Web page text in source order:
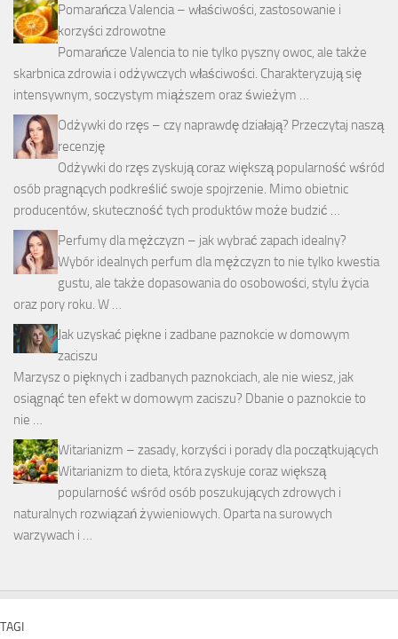
Pomarańcza Valencia – właściwości, zastosowanie i
korzyści zdrowotne
Pomarańcze Valencia to nie tylko pyszny owoc, ale także
skarbnica zdrowia i odżywczych właściwości. Charakteryzują się
intensywnym, soczystym miąższem oraz świeżym …
Odżywki do rzęs – czy naprawdę działają? Przeczytaj naszą
recenzję
Odżywki do rzęs zyskują coraz większą popularność wśród
osób pragnących podkreślić swoje spojrzenie. Mimo obietnic
producentów, skuteczność tych produktów może budzić …
Perfumy dla mężczyzn – jak wybrać zapach idealny?
Wybór idealnych perfum dla mężczyzn to nie tylko kwestia
gustu, ale także dopasowania do osobowości, stylu życia
oraz pory roku. W …
Jak uzyskać piękne i zadbane paznokcie w domowym
zaciszu
Marzysz o pięknych i zadbanych paznokciach, ale nie wiesz, jak
osiągnąć ten efekt w domowym zaciszu? Dbanie o paznokcie to
nie …
Witarianizm – zasady, korzyści i porady dla początkujących
Witarianizm to dieta, która zyskuje coraz większą
popularność wśród osób poszukujących zdrowych i
naturalnych rozwiązań żywieniowych. Oparta na surowych
warzywach i …
TAGI